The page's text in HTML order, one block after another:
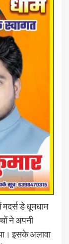
डे धूमधाम
ने अपनी
इसके अलावा